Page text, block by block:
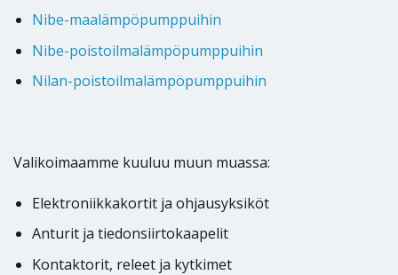
Nibe-maalämpöpumppuihin
Nibe-poistoilmalämpöpumppuihin
Nilan-poistoilmalämpöpumppuihin
Valikoimaamme kuuluu muun muassa:
Elektroniikkakortit ja ohjausyksiköt
Anturit ja tiedonsiirtokaapelit
Kontaktorit, releet ja kytkimet